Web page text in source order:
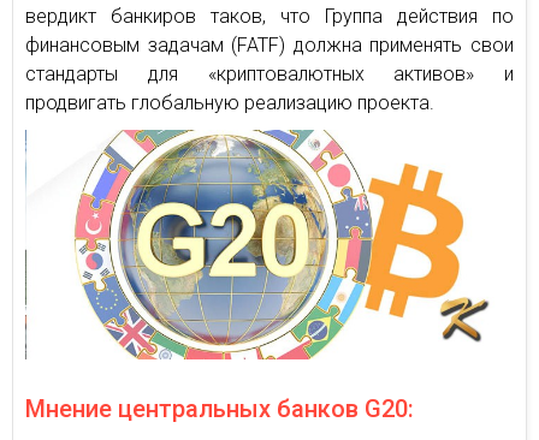
вердикт банкиров таков, что Группа действия по
финансовым задачам (FATF) должна применять свои
стандарты для «криптовалютных активов» и
продвигать глобальную реализацию проекта.
Мнение центральных банков G20: